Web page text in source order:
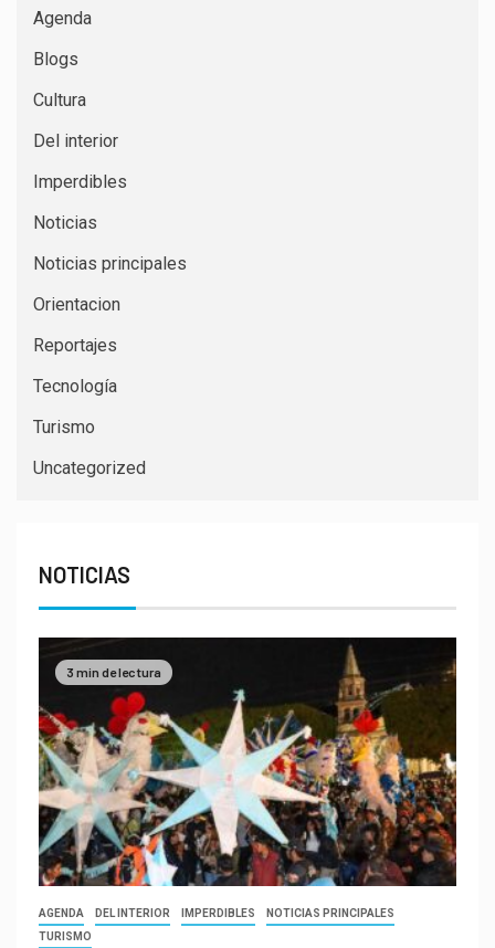
Agenda
Blogs
Cultura
Del interior
Imperdibles
Noticias
Noticias principales
Orientacion
Reportajes
Tecnología
Turismo
Uncategorized
NOTICIAS
3 min de lectura
AGENDA DEL INTERIOR IMPERDIBLES
NOTICIAS PRINCIPALES
TURISMO